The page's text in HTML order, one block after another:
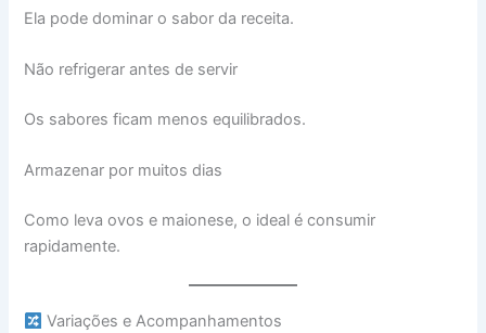
Ela pode dominar o sabor da receita.
Não refrigerar antes de servir
Os sabores ficam menos equilibrados.
Armazenar por muitos dias
Como leva ovos e maionese, o ideal é consumir
rapidamente.
Variações e Acompanhamentos